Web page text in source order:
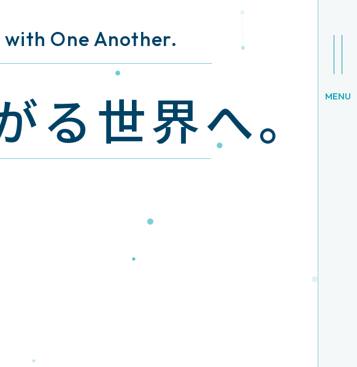
One Another.
る世界へ｡